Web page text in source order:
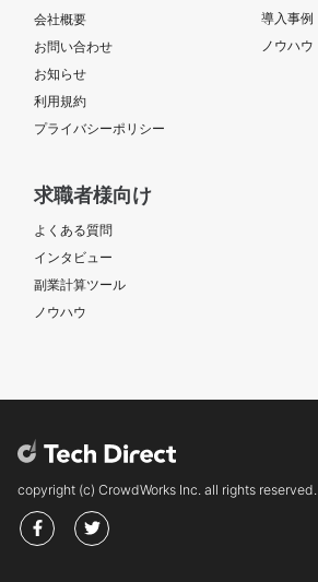
会社概要
お問い合わせ
お知らせ
利用規約
プライバシーポリシー
導入事例
ノウハウ
求職者様向け
よくある質問
インタビュー
副業計算ツール
ノウハウ
copyright (c) CrowdWorks Inc. all rights reserved.